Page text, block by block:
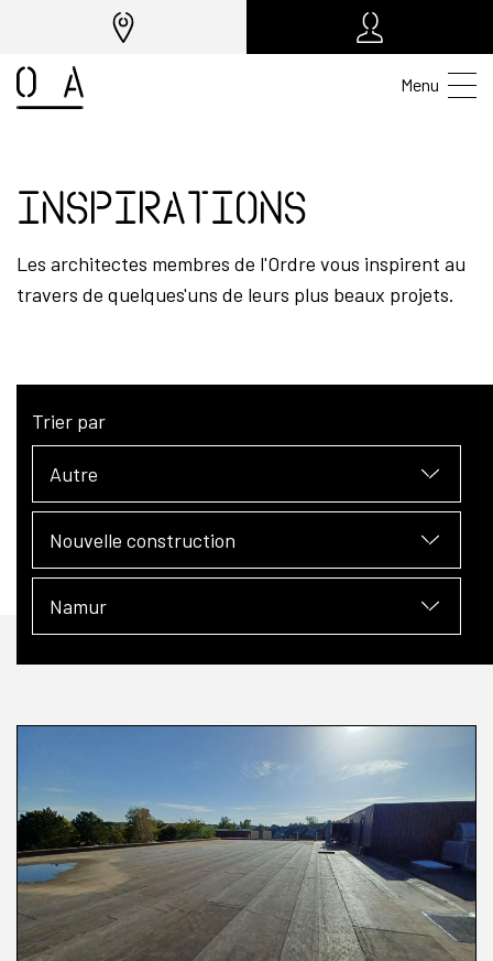
Menu
Inspirations
Les architectes membres de l'Ordre vous inspirent au
travers de quelques'uns de leurs plus beaux projets.
Trier par
Autre
Nouvelle construction
Namur